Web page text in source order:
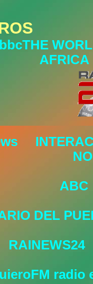
bbcTHE
AFRICA
ABC
DEL
RAINEWS24
radio